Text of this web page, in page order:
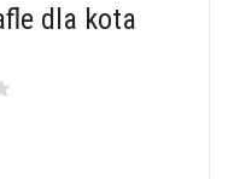
dla kota